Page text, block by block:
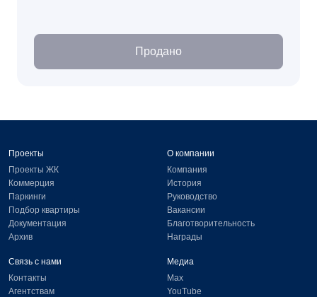
Продано
Проекты
Проекты ЖК
Коммерция
Паркинги
Подбор квартиры
Документация
Архив
О компании
Компания
История
Руководство
Вакансии
Благотворительность
Награды
Связь с нами
Контакты
Агентствам
Медиа
Max
YouTube